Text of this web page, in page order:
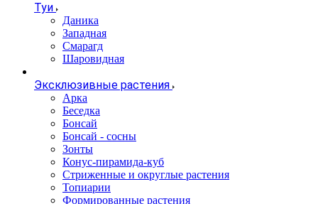
Туи
Даника
Западная
Смарагд
Шаровидная
Эксклюзивные растения
Арка
Беседка
Бонсай
Бонсай - сосны
Зонты
Конус-пирамида-куб
Стриженные и округлые растения
Топиарии
Формированные растения